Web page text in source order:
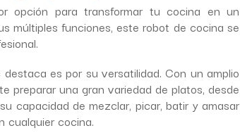
opción para transformar tu cocina en un
múltiples funciones, este robot de cocina se
es por su versatilidad. Con un amplio
preparar una gran variedad de platos, desde
capacidad de mezclar, picar, batir y amasar
cualquier cocina.